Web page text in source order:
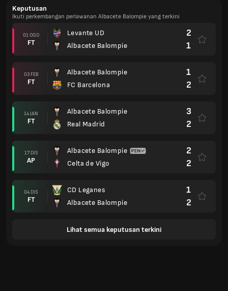
Keputusan
Ikuti perkembangan perlawanan Albacete Balompie yang terkini
01 OGO
FT
Levante UD
Albacete Balompie
2
1
03 FEB
FT
Albacete Balompie
FC Barcelona
1
2
14 JAN
FT
Albacete Balompie
Real Madrid
3
2
17 DIS
AP
Albacete Balompie
Celta de Vigo
2
2
04 DIS
FT
CD Leganes
Albacete Balompie
1
2
Lihat semua keputusan terkini